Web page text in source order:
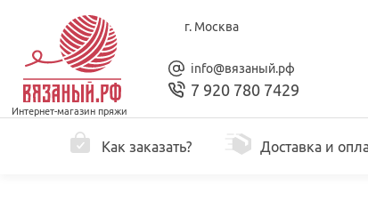
Интернет-магазин пряжи
г. Москва
info@вязаный.рф
7 920 780 7429
Как заказать? Доставка и